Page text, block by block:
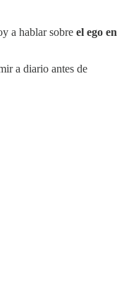
a hablar sobre el ego en
a diario antes de